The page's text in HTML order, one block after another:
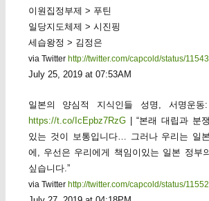
이원집정부제 > 푸틴
일당지도체제 > 시진핑
세습왕정 > 김정은
via Twitter http://twitter.com/capcold/status/
July 25, 2019 at 07:53AM
일본의 양심적 지식인들 성명, 서명운동
https://t.co/IcEpbz7RzG| “본래 대립과 분
있는 것이 보통입니다… 그러나 우리는 일
에, 우선은 우리에게 책임이있는 일본 정부
싶습니다.”
via Twitter http://twitter.com/capcold/status/